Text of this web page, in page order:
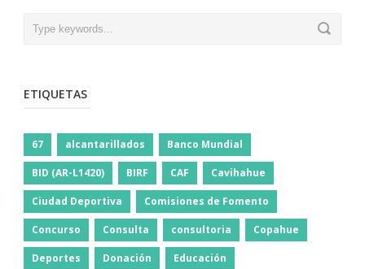
ETIQUETAS
67 alcantarillados Banco Mundial
BID (AR-L1420) BIRF CAF Cavihahue
Ciudad Deportiva Comisiones de Fomento
Concurso Consulta consultoria Copahue
Deportes Donación Educación